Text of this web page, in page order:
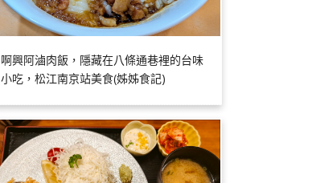
啊興阿滷肉飯，隱藏在八條通巷裡的台味
小吃，松江南京站美食(姊姊食記)